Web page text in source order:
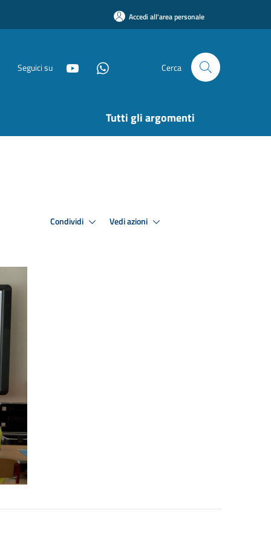
Accedi all'area personale
Seguici su Cerca
Tutti gli argomenti
Condividi Vedi azioni